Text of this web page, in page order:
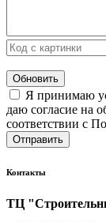
Обновить
Я принимаю
даю согласие на
соответствии с
Отправить
Контакты
ТЦ